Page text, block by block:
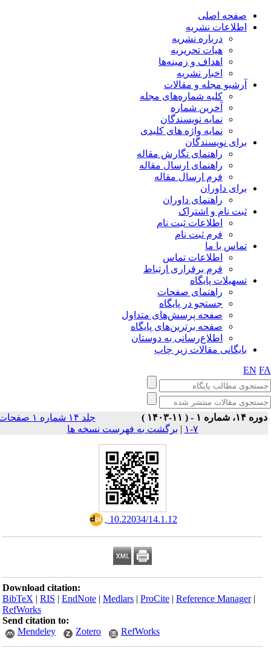
صفحه اصلی
اطلاعات نشریه
درباره نشریه
هیات تحریریه
اهداف و زمینه‌ها
اخبار نشریه
آرشیو مجله و مقالات
کلیه شماره‌های مجله
آخرین شماره
نمایه نویسندگان
نمایه واژه های کلیدی
برای نویسندگان
راهنمای نگارش مقاله
راهنمای ارسال مقاله
فرم ارسال مقاله
برای داوران
راهنمای داوران
ثبت نام و اشتراک
اطلاعات ثبت نام
فرم ثبت نام
تماس با ما
اطلاعات تماس
فرم برقراری ارتباط
تسهیلات پایگاه
راهنمای صفحات
جستجو در پایگاه
صفحه پرسش‌های متداول
صفحه برترین‌های پایگاه
اطلاع‌رسانی به دوستان
بایگانی مقالات زیر چاپ
EN
۱۴، شماره ۱ - ( ۱۱-۱۴۰۳ )
جلد ۱۴ شماره ۱ صفحات
| برگشت به فهرست نسخه ها
‎ 10.22034/14.1.12
Download citation:
BibTeX |RIS |EndNote |Medlars |ProCite |Reference Manager
RefWorks
Send citation to:
Mendeley
Zotero RefWorks